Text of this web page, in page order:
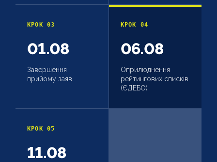
КРОК 03
01.08
Завершення
прийому заяв
КРОК 04
06.08
Оприлюднення
рейтингових списків
(ЄДЕБО)
КРОК 05
11.08